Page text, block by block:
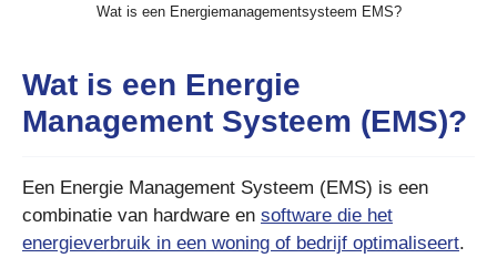
Wat is een Energiemanagementsysteem EMS?
Wat is een Energie
Management Systeem (EMS)?
Een Energie Management Systeem (EMS) is een
combinatie van hardware en software die het
energieverbruik in een woning of bedrijf optimaliseert.